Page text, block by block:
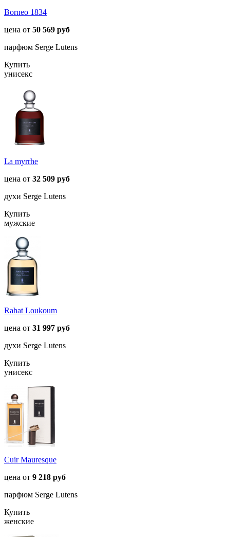
Borneo 1834
цена от 50 569 руб
парфюм Serge Lutens
Купить
унисекс
La myrrhe
цена от 32 509 руб
духи Serge Lutens
Купить
мужские
Rahat Loukoum
цена от 31 997 руб
духи Serge Lutens
Купить
унисекс
Cuir Mauresque
цена от 9 218 руб
парфюм Serge Lutens
Купить
женские